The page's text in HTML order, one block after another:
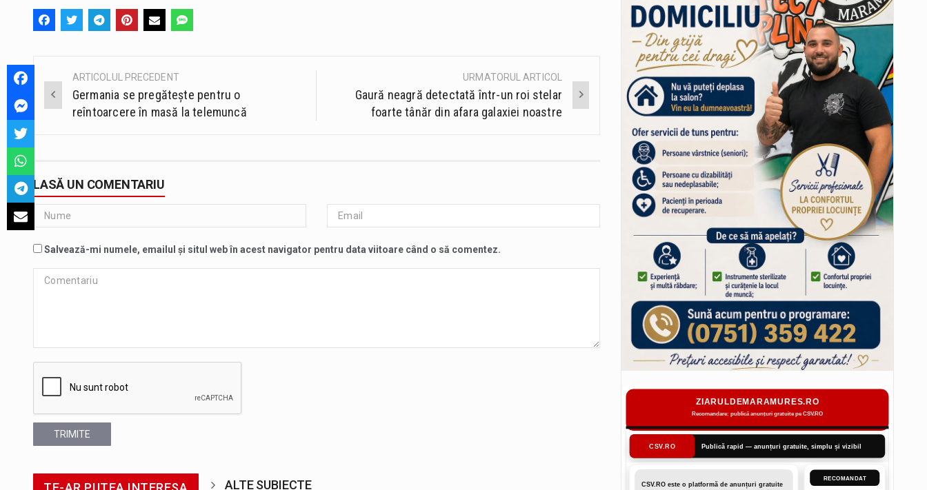
Post
navigation
ARTICOLUL PRECEDENT
Germania se pregăteşte pentru o
reîntoarcere în masă la telemuncă
URMATORUL ARTICOL
Gaură neagră detectată într-un roi stelar
foarte tânăr din afara galaxiei noastre
LASĂ UN COMENTARIU
Salvează-mi numele, emailul și situl web în acest navigator pentru data viitoare când o să comentez.
TRIMITE
ALTE SUBIECTE